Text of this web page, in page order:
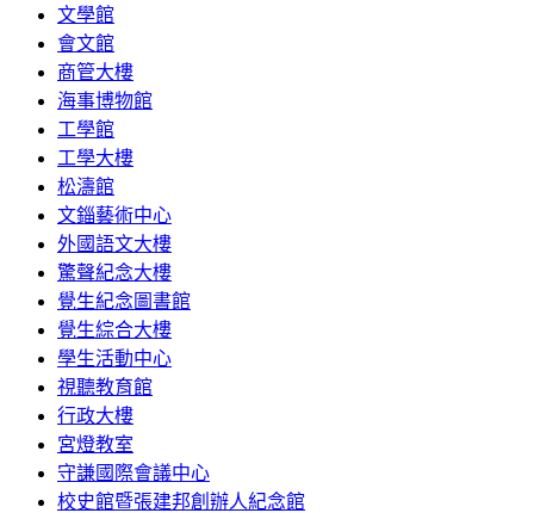
文學館
會文館
商管大樓
海事博物館
工學館
工學大樓
松濤館
文錙藝術中心
外國語文大樓
驚聲紀念大樓
覺生紀念圖書館
覺生綜合大樓
學生活動中心
視聽教育館
行政大樓
宮燈教室
守謙國際會議中心
校史館暨張建邦創辦人紀念館